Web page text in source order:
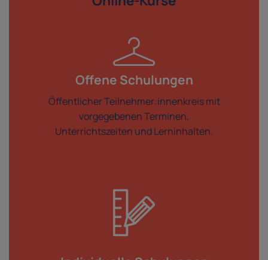
Offene Schulungen
Öffentlicher Teilnehmer:innenkreis mit
vorgegebenen Terminen,
Unterrichtszeiten und Lerninhalten.